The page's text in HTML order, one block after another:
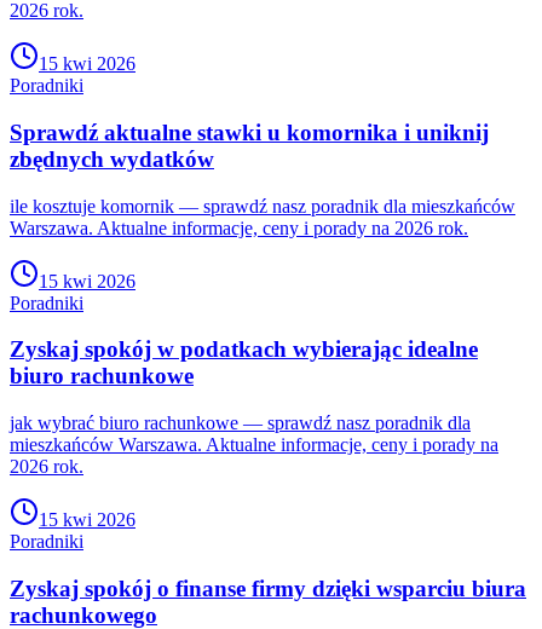
2026 rok.
15 kwi 2026
Poradniki
Sprawdź aktualne stawki u komornika i uniknij
zbędnych wydatków
ile kosztuje komornik — sprawdź nasz poradnik dla mieszkańców
Warszawa. Aktualne informacje, ceny i porady na 2026 rok.
15 kwi 2026
Poradniki
Zyskaj spokój w podatkach wybierając idealne
biuro rachunkowe
jak wybrać biuro rachunkowe — sprawdź nasz poradnik dla
mieszkańców Warszawa. Aktualne informacje, ceny i porady na
2026 rok.
15 kwi 2026
Poradniki
Zyskaj spokój o finanse firmy dzięki wsparciu biura
rachunkowego